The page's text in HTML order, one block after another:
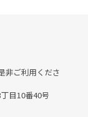
非ご利用くださ
目10番40号